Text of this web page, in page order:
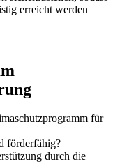
erreicht werden
für
förderfähig?
durch die